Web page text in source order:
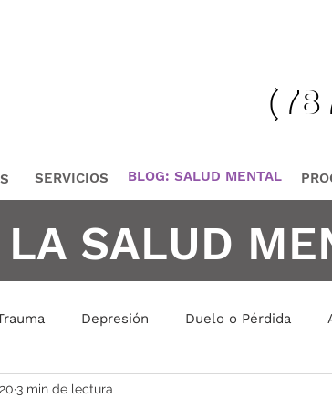
SERVICIOS BLOG: SALUD MENTAL
LA SALUD
Depresión Duelo o Pérdida
Manejo de Conflictos
3 min de lectura